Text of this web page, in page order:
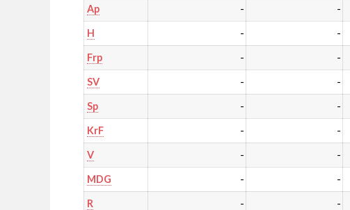
Ap - -
H - -
Frp - -
SV - -
Sp - -
KrF - -
V - -
MDG - -
R - -